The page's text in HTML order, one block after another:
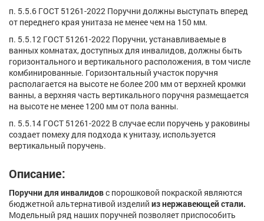
п. 5.5.6 ГОСТ 51261-2022 Поручни должны выступать вперед
от переднего края унитаза не менее чем на 150 мм.
п. 5.5.12 ГОСТ 51261-2022 Поручни, устанавливаемые в
ванных комнатах, доступных для инвалидов, должны быть
горизонтального и вертикального расположения, в том числе
комбинированные. Горизонтальный участок поручня
располагается на высоте не более 200 мм от верхней кромки
ванны, а верхняя часть вертикального поручня размещается
на высоте не менее 1200 мм от пола ванны.
п. 5.5.14 ГОСТ 51261-2022 В случае если поручень у раковины
создает помеху для подхода к унитазу, используется
вертикальный поручень.
Описание:
Поручни для инвалидовс порошковой покраской являются
бюджетной альтернативой изделий из нержавеющей стали.
Модельный ряд наших поручней позволяет приспособить